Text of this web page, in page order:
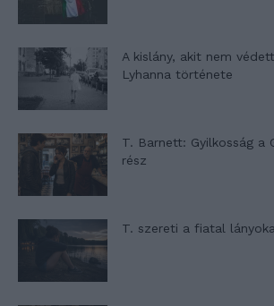
A kislány, akit nem
Lyhanna története
T. Barnett: Gyilkosság a
rész
T. szereti a fiatal